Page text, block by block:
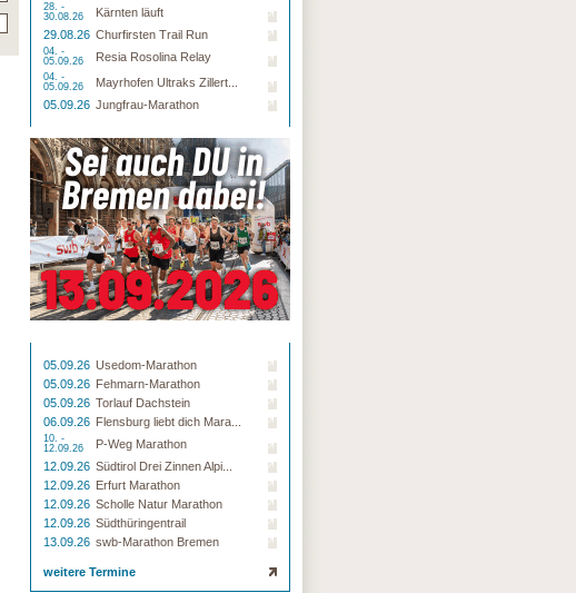
28. -
30.08.26
Kärnten läuft
29.08.26 Churfirsten Trail Run
04. -
05.09.26
Resia Rosolina Relay
04. -
05.09.26
Mayrhofen Ultraks Zillert...
05.09.26 Jungfrau-Marathon
05.09.26 Usedom-Marathon
05.09.26 Fehmarn-Marathon
05.09.26 Torlauf Dachstein
06.09.26 Flensburg liebt dich Mara...
10. -
12.09.26
P-Weg Marathon
12.09.26 Südtirol Drei Zinnen Alpi...
12.09.26 Erfurt Marathon
12.09.26 Scholle Natur Marathon
12.09.26 Südthüringentrail
13.09.26 swb-Marathon Bremen
weitere Termine